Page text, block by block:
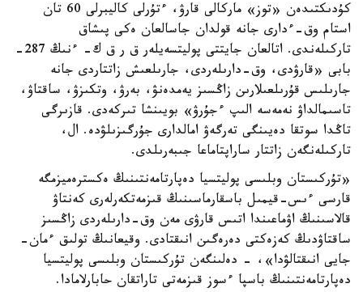
كۇدىكتىدەن «توز» ماركالى قارۋ، ءتۇرلى كاليبرلى 60 تان
استام وق-ءدارى جانە قولدان جاسالعان ەكى پىشاق
تاركىلەندى. اتالعان جايتتى پوليتسەيلەر ق ر ق ك- ءنىڭ 287-
بابى «قارۋدى، وق-دارىلەردى، جارىلعىش زاتتاردى جانە
جارىلىس قۇرىلعىلارىن زاڭسىز يەمدەنۋ، بەرۋ، وتكىزۋ، ساقتاۋ،
تاسىمالداۋ نەمەسە الىپ ءجۇرۋ» بويىنشا تىركەدى. قازىرگى
تاڭدا سوتقا دەيىنگى تەرگەۋ امالدارى جۇرگىزىلۋدە. ال،
تاركىلەنگەن زاتتار ساراپتاماعا جىبەرىلدى.
«تۇركىستان وبلىسى پوليتسيا دەپارتامەنتىنىڭ ەكسترەميزمگە
قارسى ءىس-قيمىل باسقارماسىنىڭ قىزمەتكەرلەرى كەنتاۋ
قالاسىنىڭ اۋماعىندا اتىس قارۋى مەن وق-دارىلەردى زاڭسىز
ساقتاۋدىڭ كەزەكتى دەرەگىن انىقتادى. وقيعانىڭ تولىق ءمان-
جايى انىقتالۋدا»، - دەلىنگەن تۇركىستان وبلىسى پوليتسيا
دەپارتامەنتىنىڭ باسپا ءسوز قىزمەتى تاراتقان حابارلامادا.